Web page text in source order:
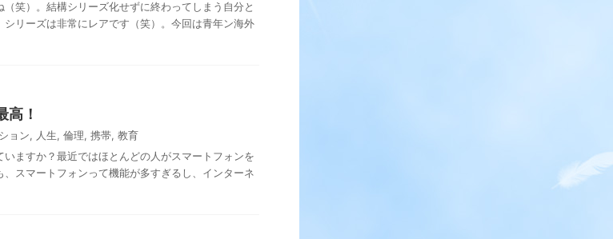
（笑）。結構シリーズ化せずに終わってしまう自分と
リーズは非常にレアです（笑）。今回は青年ン海外
高！
ョン, 人生, 倫理, 携帯, 教育
ますか？最近ではほとんどの人がスマートフォンを
スマートフォンって機能が多すぎるし、インターネ